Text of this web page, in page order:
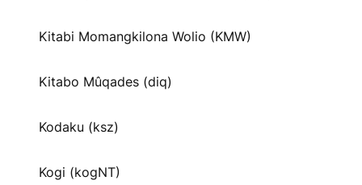
Kitabi Momangkilona Wolio (KMW)
Kitabo Mûqades (diq)
Kodaku (ksz)
Kogi (kogNT)